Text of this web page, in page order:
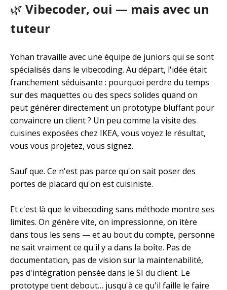
🌿 Vibecoder, oui — mais avec un
tuteur
Yohan travaille avec une équipe de juniors qui se sont
spécialisés dans le vibecoding. Au départ, l'idée était
franchement séduisante : pourquoi perdre du temps
sur des maquettes ou des specs solides quand on
peut générer directement un prototype bluffant pour
convaincre un client ? Un peu comme la visite des
cuisines exposées chez IKEA, vous voyez le résultat,
vous vous projetez, vous signez.
Sauf que. Ce n'est pas parce qu'on sait poser des
portes de placard qu'on est cuisiniste.
Et c'est là que le vibecoding sans méthode montre ses
limites. On génère vite, on impressionne, on itère
dans tous les sens — et au bout du compte, personne
ne sait vraiment ce qu'il y a dans la boîte. Pas de
documentation, pas de vision sur la maintenabilité,
pas d'intégration pensée dans le SI du client. Le
prototype tient debout… jusqu'à ce qu'il faille le faire